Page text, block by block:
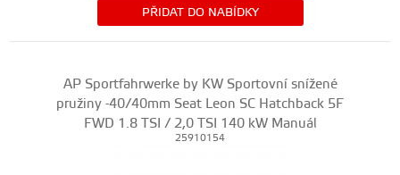
PŘIDAT DO NABÍDKY
AP Sportfahrwerke by KW Sportovní snížené
pružiny -40/40mm Seat Leon SC Hatchback 5F
FWD 1.8 TSI / 2,0 TSI 140 kW Manuál
25910154